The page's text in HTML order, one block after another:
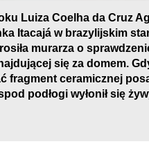
Luiza Coelha da Cruz
Itacajá w brazylijskim
murarza o
się za domem.
fragment ceramicznej
podłogi wyłonił się